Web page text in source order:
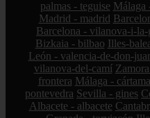
palmas - teguise Málaga
Madrid - madrid
Barcelona - vilanova-i-la-
Bizkaia - bilbao Illes-
León - valencia-de-don-
vilanova-del-camí
frontera Málaga - cártama
pontevedra Sevilla - gines
Albacete - albacete